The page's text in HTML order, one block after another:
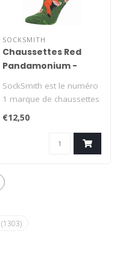
SOCKSMITH
Chaussettes Red
Pandamonium -
SockSmith est le numéro
1 marque de chaussettes
aux États-Unis, avec la
devise..
€12,50
(1303)